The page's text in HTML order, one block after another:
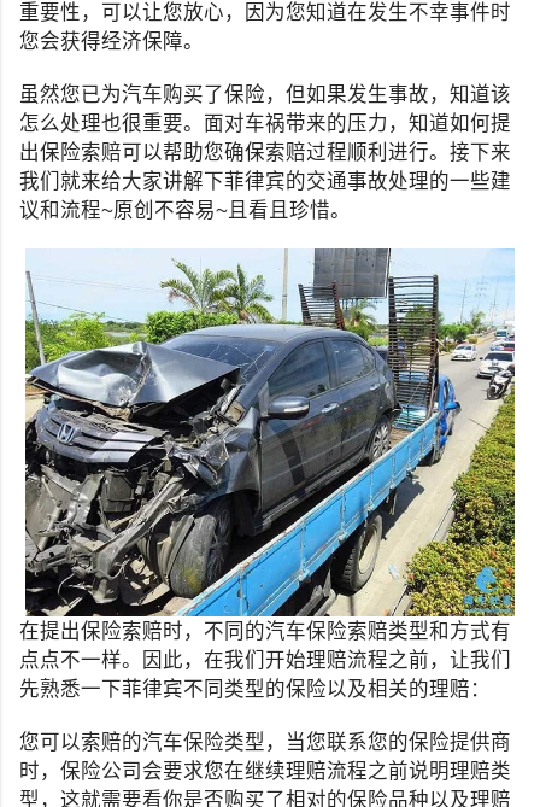
重要性，可以让您放心，因为您知道在发生不幸事件时
您会获得经济保障。
虽然您已为汽车购买了保险，但如果发生事故，知道该
怎么处理也很重要。面对车祸带来的压力，知道如何提
出保险索赔可以帮助您确保索赔过程顺利进行。接下来
我们就来给大家讲解下菲律宾的交通事故处理的一些建
议和流程~原创不容易~且看且珍惜。
在提出保险索赔时，不同的汽车保险索赔类型和方式有
点点不一样。因此，在我们开始理赔流程之前，让我们
先熟悉一下菲律宾不同类型的保险以及相关的理赔：
您可以索赔的汽车保险类型，当您联系您的保险提供商
时，保险公司会要求您在继续理赔流程之前说明理赔类
型，这就需要看你是否购买了相对的保险品种以及理赔